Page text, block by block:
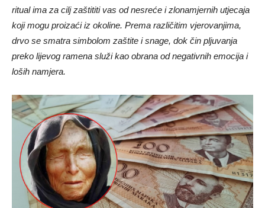
ritual ima za cilj zaštititi vas od nesreće i zlonamjernih utjecaja
koji mogu proizaći iz okoline. Prema različitim vjerovanjima,
drvo se smatra simbolom zaštite i snage, dok čin pljuvanja
preko lijevog ramena služi kao obrana od negativnih emocija i
loših namjera.